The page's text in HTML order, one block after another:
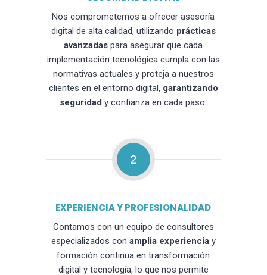
Nos comprometemos a ofrecer asesoría
digital de alta calidad, utilizando prácticas
avanzadas para asegurar que cada
implementación tecnológica cumpla con las
normativas actuales y proteja a nuestros
clientes en el entorno digital, garantizando
seguridad y confianza en cada paso.
2
EXPERIENCIA Y PROFESIONALIDAD
Contamos con un equipo de consultores
especializados con amplia experienciay
formación continua en transformación
digital y tecnología, lo que nos permite